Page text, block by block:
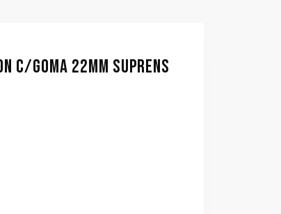
C/GOMA 22MM SUPRENS